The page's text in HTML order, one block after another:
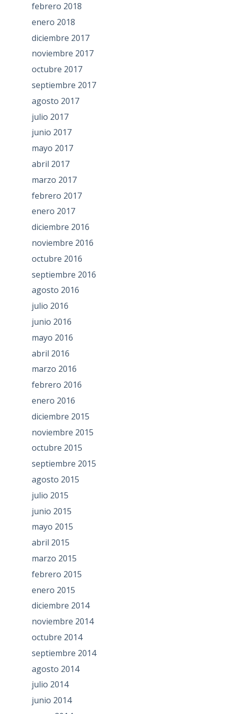
febrero 2018
enero 2018
diciembre 2017
noviembre 2017
octubre 2017
septiembre 2017
agosto 2017
julio 2017
junio 2017
mayo 2017
abril 2017
marzo 2017
febrero 2017
enero 2017
diciembre 2016
noviembre 2016
octubre 2016
septiembre 2016
agosto 2016
julio 2016
junio 2016
mayo 2016
abril 2016
marzo 2016
febrero 2016
enero 2016
diciembre 2015
noviembre 2015
octubre 2015
septiembre 2015
agosto 2015
julio 2015
junio 2015
mayo 2015
abril 2015
marzo 2015
febrero 2015
enero 2015
diciembre 2014
noviembre 2014
octubre 2014
septiembre 2014
agosto 2014
julio 2014
junio 2014